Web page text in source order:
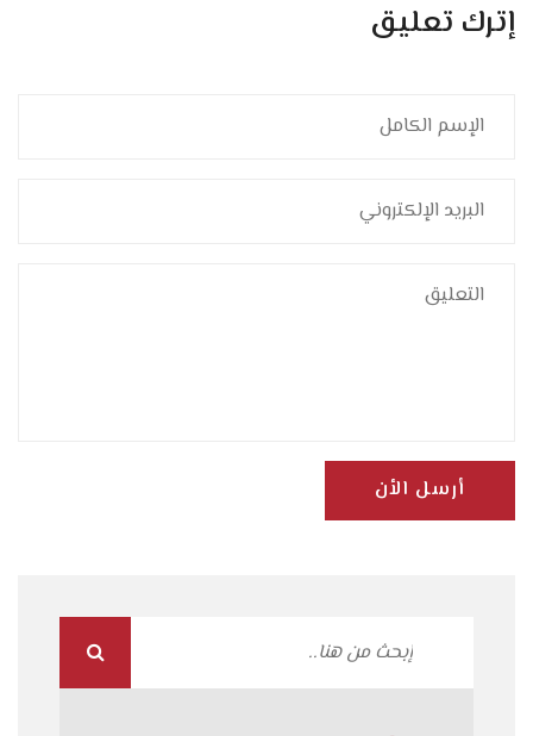
إترك تعليق
أرسل الأن